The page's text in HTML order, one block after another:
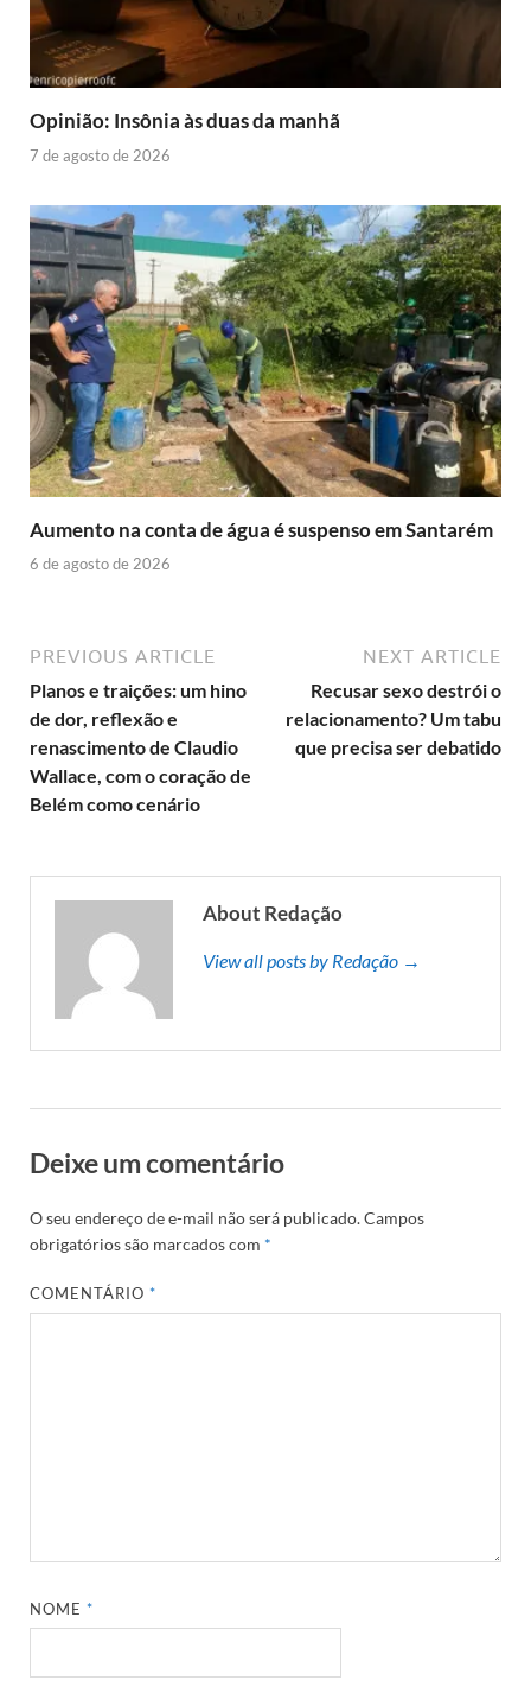
Opinião: Insônia às duas da manhã
7 de agosto de 2026
Aumento na conta de água é suspenso em Santarém
6 de agosto de 2026
PREVIOUS ARTICLE
Planos e traições: um hino
de dor, reflexão e
renascimento de Claudio
Wallace, com o coração de
Belém como cenário
NEXT ARTICLE
Recusar sexo destrói o
relacionamento? Um tabu
que precisa ser debatido
About Redação
View all posts by Redação →
Deixe um comentário
O seu endereço de e-mail não será publicado.Campos
obrigatórios são marcados com *
COMENTÁRIO*
NOME*